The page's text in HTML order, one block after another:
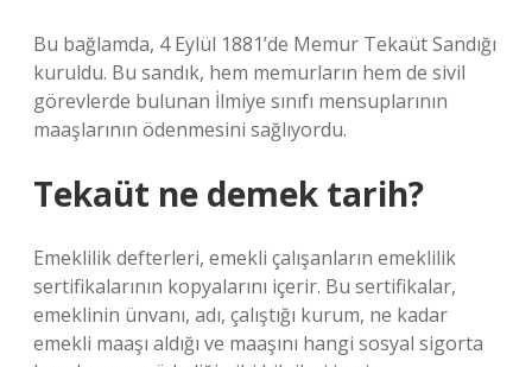
Bu bağlamda, 4 Eylül 1881’de Memur Tekaüt Sandığı
kuruldu. Bu sandık, hem memurların hem de sivil
görevlerde bulunan İlmiye sınıfı mensuplarının
maaşlarının ödenmesini sağlıyordu.
Tekaüt ne demek tarih?
Emeklilik defterleri, emekli çalışanların emeklilik
sertifikalarının kopyalarını içerir. Bu sertifikalar,
emeklinin ünvanı, adı, çalıştığı kurum, ne kadar
emekli maaşı aldığı ve maaşını hangi sosyal sigorta